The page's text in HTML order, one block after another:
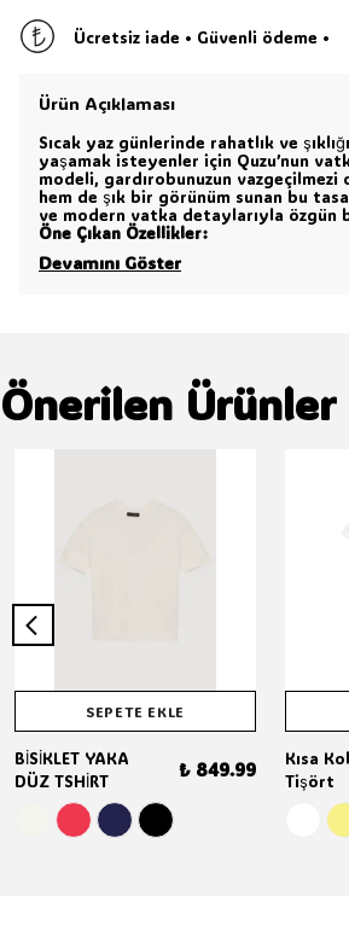
Ücretsiz iade • Güvenli ödeme •
Ürün Açıklaması
Sıcak yaz günlerinde rahatlık ve
yaşamak isteyenler için Quzu’nun
modeli, gardırobunuzun vazgeçilmezi
hem de şık bir görünüm sunan bu
ve modern vatka detaylarıyla özgün
Öne Çıkan Özellikler:
Devamını Göster
Önerilen Ürünler
SEPETE EKLE
BİSİKLET YAKA
DÜZ TSHİRT
₺ 849.99
Kısa
Tişört